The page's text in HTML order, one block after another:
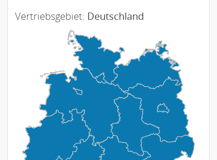
Vertriebsgebiet: Deutschland